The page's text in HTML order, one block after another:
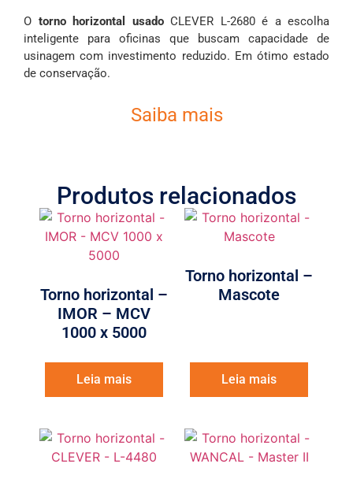
O torno horizontal usadoCLEVER L-2680 é a escolha
inteligente para oficinas que buscam capacidade de
usinagem com investimento reduzido. Em ótimo estado
de conservação.
Saiba mais
Produtos relacionados
Torno horizontal –
IMOR – MCV
1000 x 5000
Leia mais
Torno horizontal –
Mascote
Leia mais